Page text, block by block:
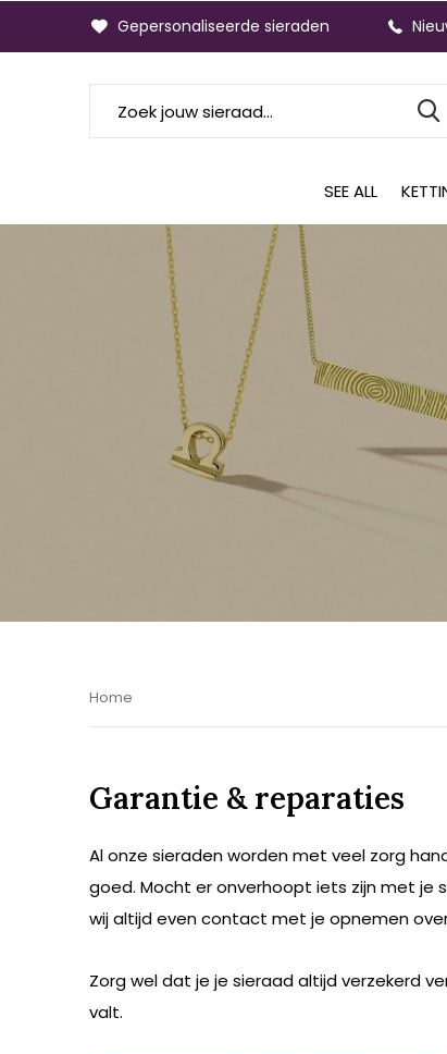
SEE ALL
Gepersonaliseerde sieraden
Home
Garantie & reparaties
Al onze sieraden worden met veel zorg
goed. Mocht er onverhoopt iets zijn met je
wij altijd even contact met je opnemen
Zorg wel dat je je sieraad altijd verzekerd
valt.